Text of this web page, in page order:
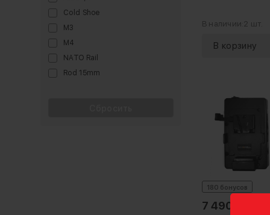
Cold Shoe
M3
M4
NATO Rail
Rod 15mm
В наличии: 2 шт.
180 бонусов
7 490